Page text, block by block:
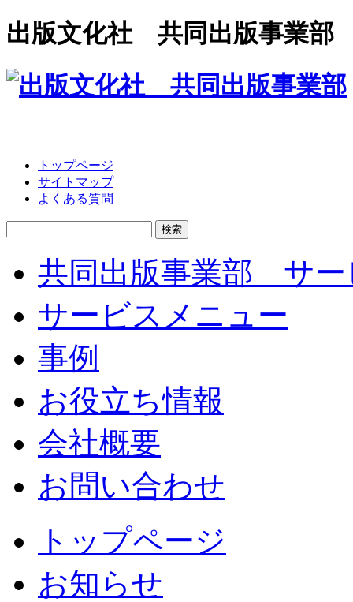
出版文化社 共同出版事業部
トップページ
サイトマップ
よくある質問
共同出版事業部 サー
サービスメニュー
事例
お役立ち情報
会社概要
お問い合わせ
トップページ
お知らせ